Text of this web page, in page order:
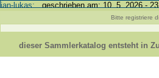
jan-lukas:geschrieben am: 10. 5. 2026 -
Bonsaipanther:geschrieben am: 10. 5.
@ Harald
https://www.ue-ei-portal-
Dein Enkel sollte zur Strafe die nächsten 3
Bitte registriere
dieser Sammlerkatalog entsteht in